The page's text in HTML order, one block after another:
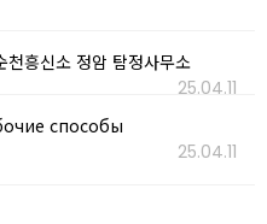
천흥신소 정암 탐정사무소
25.04.11
способы
25.04.11